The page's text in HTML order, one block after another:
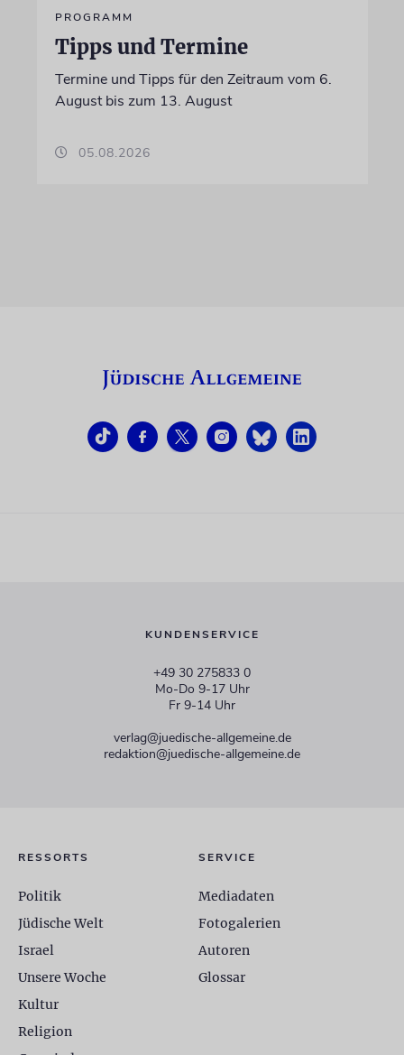
PROGRAMM
Tipps und Termine
Termine und Tipps für den Zeitraum vom 6.
August bis zum 13. August
05.08.2026
KUNDENSERVICE
+49 30 275833 0
Mo-Do 9-17 Uhr
Fr 9-14 Uhr
verlag@juedische-allgemeine.de
redaktion@juedische-allgemeine.de
RESSORTS
Politik
Jüdische Welt
Israel
Unsere Woche
Kultur
Religion
SERVICE
Mediadaten
Fotogalerien
Autoren
Glossar